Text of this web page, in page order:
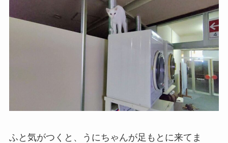
ふと気がつくと、うにちゃんが足もとに来てま